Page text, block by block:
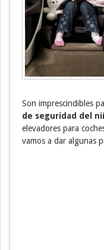
Son imprescindibles
de seguridad del
elevadores para
vamos a dar algunas